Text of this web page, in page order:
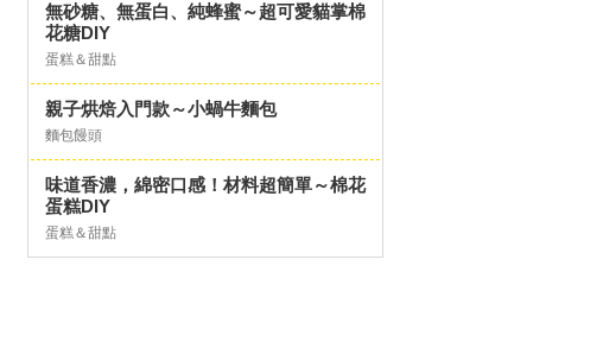
無砂糖、無蛋白、純蜂蜜～超可愛貓掌棉
花糖DIY
蛋糕＆甜點
親子烘焙入門款～小蝸牛麵包
麵包饅頭
味道香濃，綿密口感！材料超簡單～棉花
蛋糕DIY
蛋糕＆甜點